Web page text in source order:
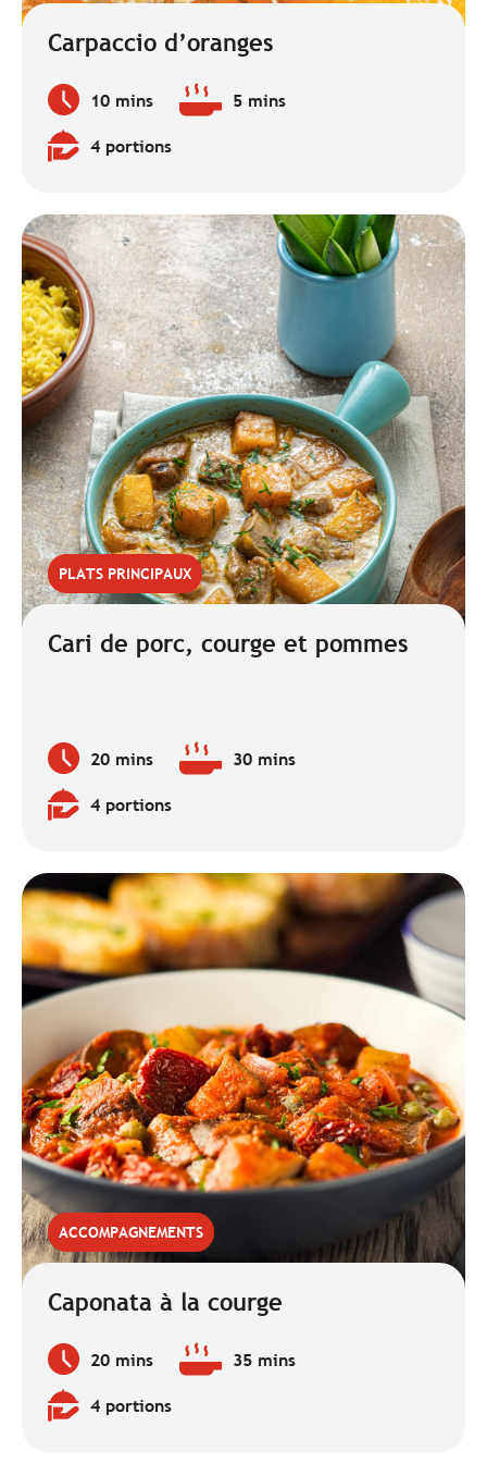
Carpaccio d’oranges
Temps
de
préparation
:
10 mins
Temps 5 mins
Quantité4 portions
PLATS PRINCIPAUX
Cari de porc, courge et pommes
Temps
de
préparation
:
20 mins
Temps 30 mins
Quantité4 portions
ACCOMPAGNEMENTS
Caponata à la courge
Temps
de
préparation
:
20 mins
Temps 35 mins
Quantité4 portions